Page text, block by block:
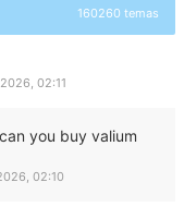
160260 temas
02:11
you buy valium
02:10